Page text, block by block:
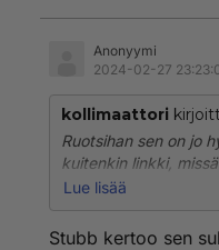
Näitä on vähän,
kohtuuttoman kallista.
Anonyymi
2024-02-27
kollimaattori
Ruotsihan sen on jo
kuitenkin linkki,
puolustusvoimien
Lue lisää
Stubb kertoo sen